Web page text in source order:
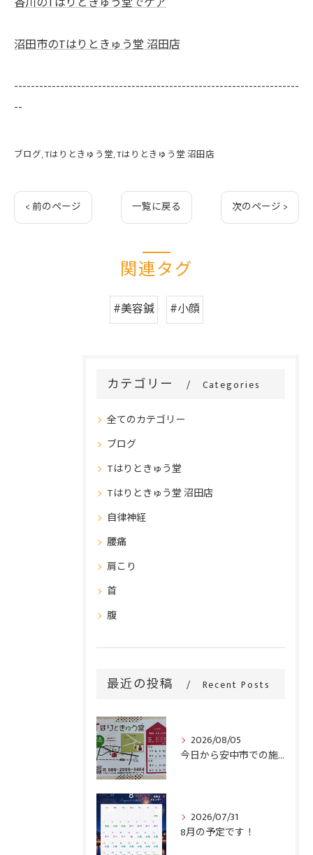
沼田市のTはりときゅう堂 沼田店
--------------------------------------------------------------------
--
ブログ Tはりときゅう堂 Tはりときゅう堂 沼田店
< 前のページ 一覧に戻る 次のページ >
関連タグ
#美容鍼 #小顔
カテゴリー Categories
全てのカテゴリー
ブログ
Tはりときゅう堂
Tはりときゅう堂 沼田店
自律神経
腰痛
肩こり
首
腹
最近の投稿 Recent Posts
2026/08/05
今日から安中市での施術がスタートです！
2026/07/31
8月の予定です！